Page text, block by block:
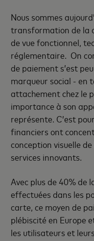
Nous sommes
transformation de la
de vue fonctionnel,
réglementaire. On
de paiement s’est
marqueur social - en
attachement chez le
importance à son
représente. C’est
financiers ont
conception visuelle
services innovants.
Avec plus de 40%de
effectuées dans les
carte,ce moyen de
plébiscité en Europe
les utilisateurs et